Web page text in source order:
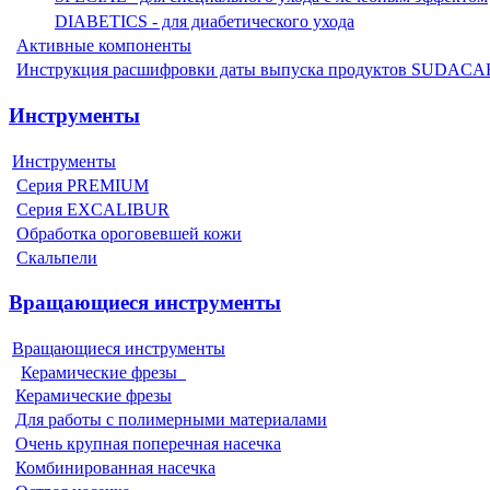
DIABETICS - для диабетического ухода
Активные компоненты
Инструкция расшифровки даты выпуска продуктов
Инструменты
Инструменты
Серия PREMIUM
Серия EXCALIBUR
Обработка ороговевшей кожи
Скальпели
Вращающиеся инструменты
Вращающиеся инструменты
Керамические фрезы
Керамические фрезы
Для работы с полимерными материалами
Очень крупная поперечная насечка
Комбинированная насечка